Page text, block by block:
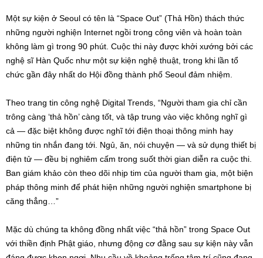
Một sự kiện ở Seoul có tên là “Space Out” (Thả Hồn) thách thức
những người nghiện Internet ngồi trong công viên và hoàn toàn
không làm gì trong 90 phút. Cuộc thi này được khởi xướng bởi các
nghệ sĩ Hàn Quốc như một sự kiện nghệ thuật, trong khi lần tổ
chức gần đây nhất do Hội đồng thành phố Seoul đảm nhiệm.
Theo trang tin công nghệ Digital Trends, “Người tham gia chỉ cần
trông càng ‘thả hồn’ càng tốt, và tập trung vào việc không nghĩ gì
cả — đặc biệt không được nghĩ tới điện thoại thông minh hay
những tin nhắn đang tới. Ngủ, ăn, nói chuyện — và sử dụng thiết bị
điện tử — đều bị nghiêm cấm trong suốt thời gian diễn ra cuộc thi.
Ban giám khảo còn theo dõi nhịp tim của người tham gia, một biện
pháp thông minh để phát hiện những người nghiện smartphone bị
căng thẳng…”
Mặc dù chúng ta không đồng nhất việc “thả hồn” trong Space Out
với thiền định Phật giáo, nhưng động cơ đằng sau sự kiện này vẫn